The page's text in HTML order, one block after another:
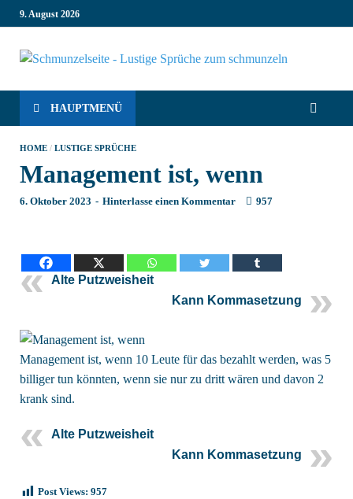
9. August 2026
–
Sprüche,
die dich
Lachen ist
HAUPTMENÜ
HOME / LUSTIGE SPRÜCHE
Management ist, wenn
6. Oktober 2023 - Hinterlasse einen Kommentar 957
Alte Putzweisheit
Kann Kommasetzung
Management ist, wenn 10 Leute für das bezahlt werden, was 5
billiger tun könnten, wenn sie nur zu dritt wären und davon 2
krank sind.
Alte Putzweisheit
Kann Kommasetzung
Post Views: 957